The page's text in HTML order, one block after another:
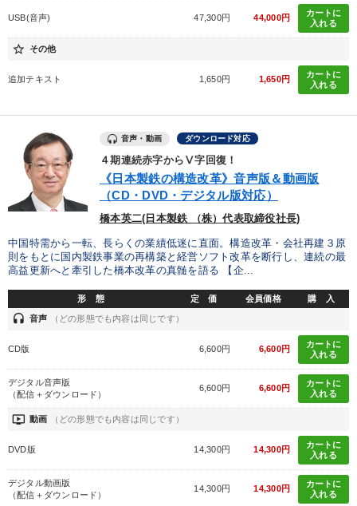
会長
※「更新」を押すと「カテゴリー」「目的別」「キーワード」を更新いただけます。
local_offer タグから探す
すべての音声・動画（全2077タイトル）からお探しいただけます
タグ・キーワード
節税 中小企業 多様性・ダイバーシティ
AI
インフレ対策・値上げ 資産保全 会社数字を学ぶ
中村天風 多角化・新規事業
企業再建
USB(音声) 47,300円 44,000円
カートに
入れる
star_border その他
追加テキスト 1,650円 1,650円
カートに
入れる
音声・動画 ダウンロード対応
４期連続赤字からⅤ字回復！
《日本製鉄の構造改革》音声版＆動画版
（CD・DVD・デジタル版対応）
橋本英二(日本製鉄 （株）代表取締役社長)
中国特需から一転、長らくの業績低迷に直面。構造改革・会社再建３原
則をもとに国内製鉄事業の再構築と経営ソフト改革を断行し、連続の最
高益更新へと牽引した橋本改革の真髄を語る 【企...
形 態 定 価 会員価格 購 入
headset 音声 （どの形態でも内容は同じです）
CD版 6,600円 6,600円
カートに
入れる
デジタル音声版
（配信＋ダウンロード）
6,600円 6,600円
カートに
入れる
ondemand_video 動画 （どの形態でも内容は同じです）
DVD版 14,300円 14,300円
カートに
入れる
デジタル動画版
（配信＋ダウンロード）
14,300円 14,300円
カートに
入れる